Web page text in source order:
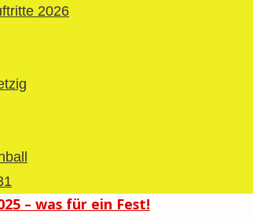
2026
8. Nov. 2025
feiern wir die Fasnachts-Eröffnung
Instrumenten zum Besten. Wir
eine fröhliche Fasnacht!
– was für ein Fest!